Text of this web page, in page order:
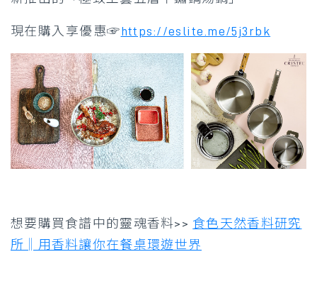
現在購入享優惠☞https://eslite.me/5j3rbk
想要購買食譜中的靈魂香料>> 食色天然香料研究
所‖用香料讓你在餐桌環遊世界